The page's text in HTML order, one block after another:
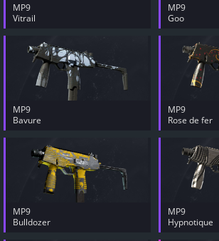
MP9
Vitrail
MP9
Goo
MP9
Bavure
MP9
Rose de fer
MP9
Bulldozer
MP9
Hypnotique